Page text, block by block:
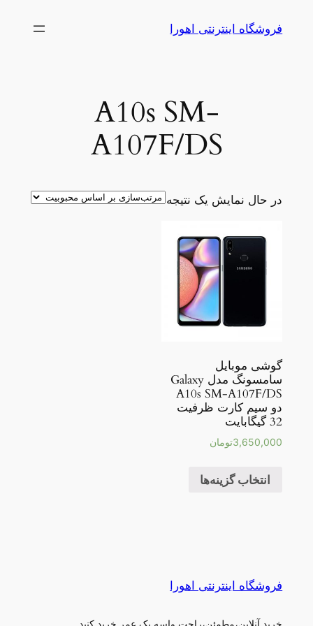
فروشگاه اینترنتی اهورا
A10s SM-
A107F/DS
در حال نمایش یک نتیجه
گوشی موبایل
سامسونگ مدل Galaxy
A10s SM-A107F/DS
دو سیم کارت ظرفیت
32 گیگابایت
3,650,000تومان
انتخاب گزینه‌ها
فروشگاه اینترنتی اهورا
خرید آنلاین،مطمئن،راحت.واسه یک عمر خرید کنید